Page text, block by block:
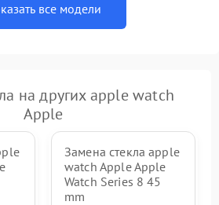
все модели
на других apple watch
Apple
Замена стекла apple
watch Apple Apple
Watch Series 8 45
mm